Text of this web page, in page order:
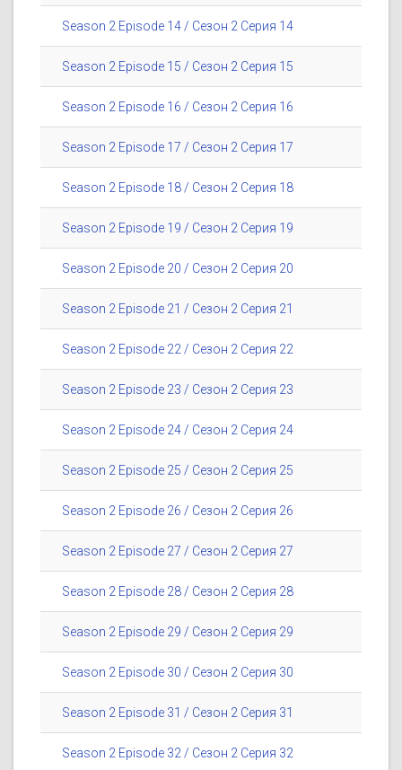
Season 2 Episode 14 / Сезон 2 Серия 14
Season 2 Episode 15 / Сезон 2 Серия 15
Season 2 Episode 16 / Сезон 2 Серия 16
Season 2 Episode 17 / Сезон 2 Серия 17
Season 2 Episode 18 / Сезон 2 Серия 18
Season 2 Episode 19 / Сезон 2 Серия 19
Season 2 Episode 20 / Сезон 2 Серия 20
Season 2 Episode 21 / Сезон 2 Серия 21
Season 2 Episode 22 / Сезон 2 Серия 22
Season 2 Episode 23 / Сезон 2 Серия 23
Season 2 Episode 24 / Сезон 2 Серия 24
Season 2 Episode 25 / Сезон 2 Серия 25
Season 2 Episode 26 / Сезон 2 Серия 26
Season 2 Episode 27 / Сезон 2 Серия 27
Season 2 Episode 28 / Сезон 2 Серия 28
Season 2 Episode 29 / Сезон 2 Серия 29
Season 2 Episode 30 / Сезон 2 Серия 30
Season 2 Episode 31 / Сезон 2 Серия 31
Season 2 Episode 32 / Сезон 2 Серия 32